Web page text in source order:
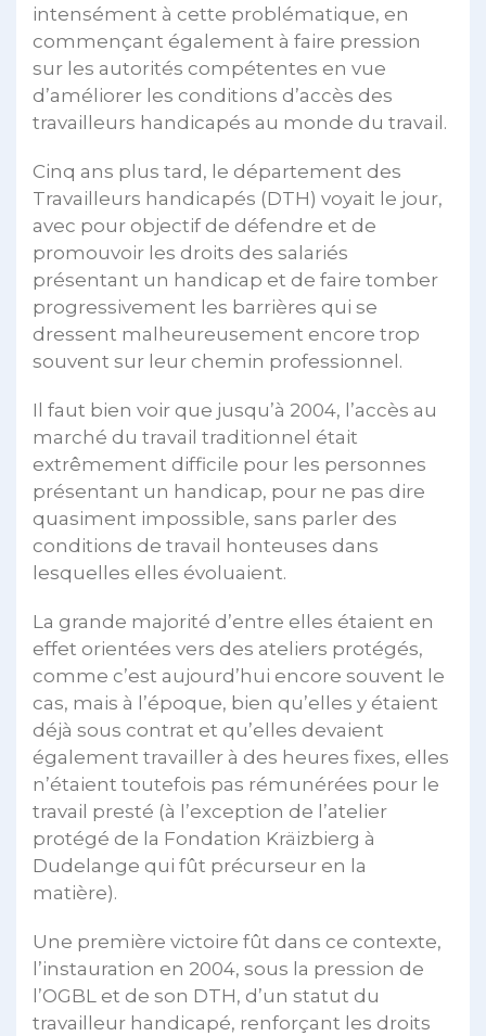
intensément à cette problématique, en
commençant également à faire pression
sur les autorités compétentes en vue
d’améliorer les conditions d’accès des
travailleurs handicapés au monde du travail.
Cinq ans plus tard, le département des
Travailleurs handicapés (DTH) voyait le jour,
avec pour objectif de défendre et de
promouvoir les droits des salariés
présentant un handicap et de faire tomber
progressivement les barrières qui se
dressent malheureusement encore trop
souvent sur leur chemin professionnel.
Il faut bien voir que jusqu’à 2004, l’accès au
marché du travail traditionnel était
extrêmement difficile pour les personnes
présentant un handicap, pour ne pas dire
quasiment impossible, sans parler des
conditions de travail honteuses dans
lesquelles elles évoluaient.
La grande majorité d’entre elles étaient en
effet orientées vers des ateliers protégés,
comme c’est aujourd’hui encore souvent le
cas, mais à l’époque, bien qu’elles y étaient
déjà sous contrat et qu’elles devaient
également travailler à des heures fixes, elles
n’étaient toutefois pas rémunérées pour le
travail presté (à l’exception de l’atelier
protégé de la Fondation Kräizbierg à
Dudelange qui fût précurseur en la
matière).
Une première victoire fût dans ce contexte,
l’instauration en 2004, sous la pression de
l’OGBL et de son DTH, d’un statut du
travailleur handicapé, renforçant les droits